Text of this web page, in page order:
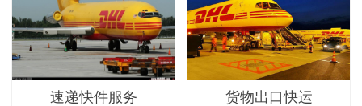
速递快件服务 货物出口快运